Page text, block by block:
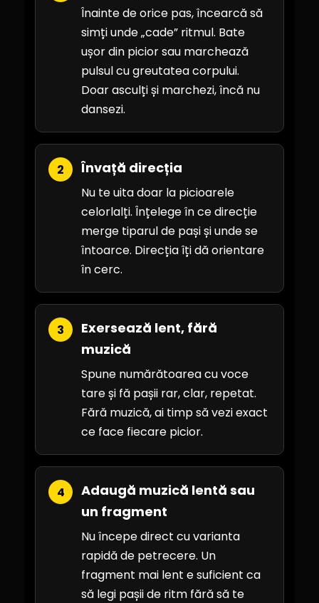
Înainte de orice pas, încearcă să
simți unde „cade” ritmul. Bate
ușor din picior sau marchează
pulsul cu greutatea corpului.
Doar asculți și marchezi, încă nu
dansezi.
2 Învață direcția
Nu te uita doar la picioarele
celorlalți. Înțelege în ce direcție
merge tiparul de pași și unde se
întoarce. Direcția îți dă orientare
în cerc.
3
Exersează lent, fără
muzică
Spune numărătoarea cu voce
tare și fă pașii rar, clar, repetat.
Fără muzică, ai timp să vezi exact
ce face fiecare picior.
4
Adaugă muzică lentă sau
un fragment
Nu începe direct cu varianta
rapidă de petrecere. Un
fragment mai lent e suficient ca
să legi pașii de ritm fără să te